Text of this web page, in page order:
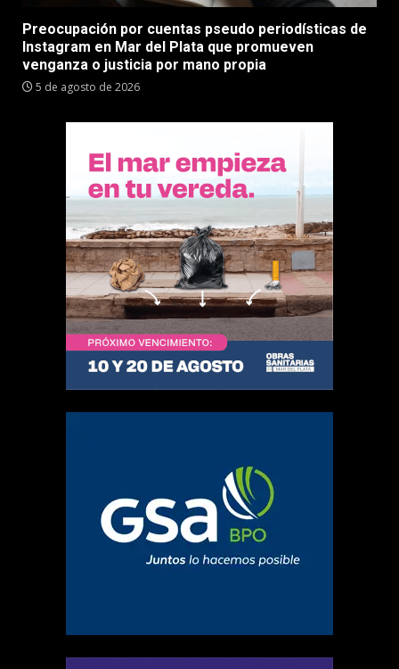
Preocupación por cuentas pseudo periodísticas de
Instagram en Mar del Plata que promueven
venganza o justicia por mano propia
5 de agosto de 2026